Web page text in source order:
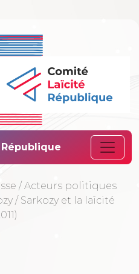
/ Acteurs politiques
/ Sarkozy et la laïcité